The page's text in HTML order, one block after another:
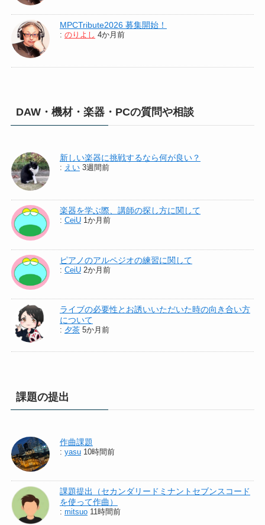
MPCTribute2026 募集開始！
: のりよし 4か月前
DAW・機材・楽器・PCの質問や相談
新しい楽器に挑戦するなら何が良い？
: えい 3週間前
楽器を学ぶ際、講師の探し方に関して
: CeiU 1か月前
ピアノのアルペジオの練習に関して
: CeiU 2か月前
ライブの必要性とお誘いいただいた時の向き合い方
について
: 夕茶 5か月前
課題の提出
作曲課題
: yasu 10時間前
課題提出（セカンダリードミナントセブンスコード
を使って作曲）
: mitsuo 11時間前